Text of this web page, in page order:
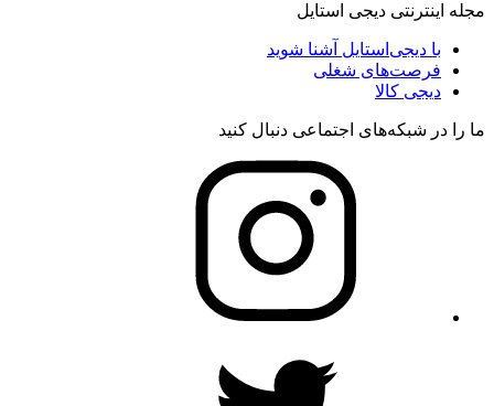
مجله اینترنتی دیجی استایل
با دیجی‌استایل آشنا شوید
فرصت‌های شغلی
دیجی کالا
ما را در شبکه‌های اجتماعی دنبال کنید